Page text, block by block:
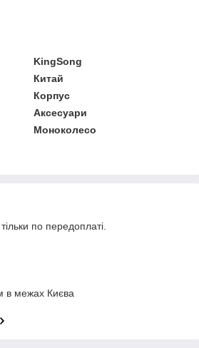
KingSong
Китай
Корпус
Аксесуари
Моноколесо
по передоплаті.
в межах Києва